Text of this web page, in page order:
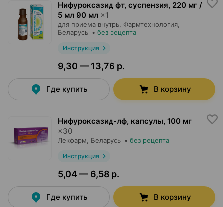
Нифуроксазид фт, суспензия, 220 мг /
5 мл 90 мл ×1
для приема внутрь, Фармтехнология
Беларусь • без рецепта
Инструкция
9,30 — 13,76 р.
Где купить В корзину
Нифуроксазид-лф, капсулы, 100 мг
×30
Лекфарм , Беларусь • без рецепта
Инструкция
5,04 — 6,58 р.
Где купить В корзину